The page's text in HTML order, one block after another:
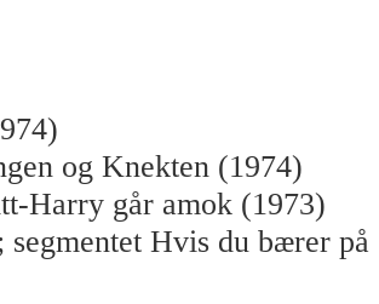
og Knekten (1974)
Harry går amok (1973)
Hvis du bærer på